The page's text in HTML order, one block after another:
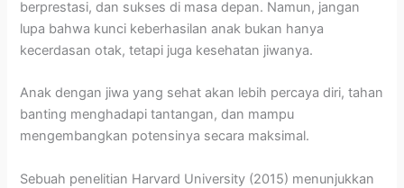
berprestasi, dan sukses di masa depan. Namun, jangan
lupa bahwa kunci keberhasilan anak bukan hanya
kecerdasan otak, tetapi juga kesehatan jiwanya.
Anak dengan jiwa yang sehat akan lebih percaya diri, tahan
banting menghadapi tantangan, dan mampu
mengembangkan potensinya secara maksimal.
Sebuah penelitian Harvard University (2015) menunjukkan